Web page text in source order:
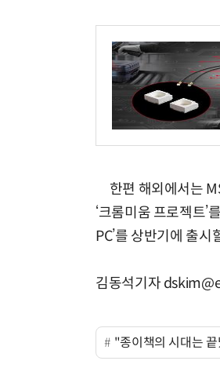
한편 해외에서는
‘크롬미움 프로젝트’
PC’를 상반기에 출
김동석기자
"종이책의 시대는